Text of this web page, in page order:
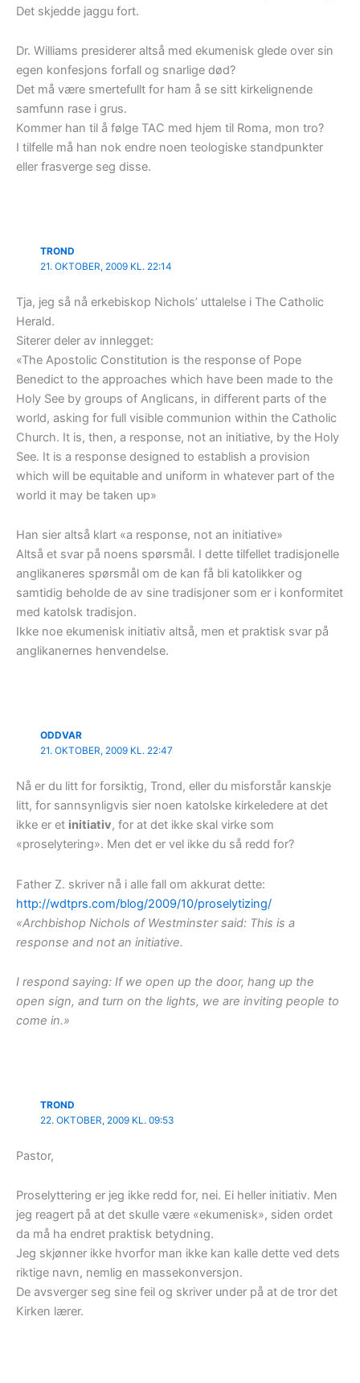
Det skjedde jaggu fort.
Dr. Williams presiderer altså med ekumenisk glede over sin
egen konfesjons forfall og snarlige død?
Det må være smertefullt for ham å se sitt kirkelignende
samfunn rase i grus.
Kommer han til å følge TAC med hjem til Roma, mon tro?
I tilfelle må han nok endre noen teologiske standpunkter
eller frasverge seg disse.
TROND
21. OKTOBER, 2009 KL. 22:14
Tja, jeg så nå erkebiskop Nichols’ uttalelse i The Catholic
Herald.
Siterer deler av innlegget:
«The Apostolic Constitution is the response of Pope
Benedict to the approaches which have been made to the
Holy See by groups of Anglicans, in different parts of the
world, asking for full visible communion within the Catholic
Church. It is, then, a response, not an initiative, by the Holy
See. It is a response designed to establish a provision
which will be equitable and uniform in whatever part of the
world it may be taken up»
Han sier altså klart «a response, not an initiative»
Altså et svar på noens spørsmål. I dette tilfellet tradisjonelle
anglikaneres spørsmål om de kan få bli katolikker og
samtidig beholde de av sine tradisjoner som er i konformitet
med katolsk tradisjon.
Ikke noe ekumenisk initiativ altså, men et praktisk svar på
anglikanernes henvendelse.
ODDVAR
21. OKTOBER, 2009 KL. 22:47
Nå er du litt for forsiktig, Trond, eller du misforstår kanskje
litt, for sannsynligvis sier noen katolske kirkeledere at det
ikke er et initiativ, for at det ikke skal virke som
«proselytering». Men det er vel ikke du så redd for?
Father Z. skriver nå i alle fall om akkurat dette:
http://wdtprs.com/blog/2009/10/proselytizing/
«Archbishop Nichols of Westminster said: This is a
response and not an initiative.
I respond saying: If we open up the door, hang up the
open sign, and turn on the lights, we are inviting people to
come in.»
TROND
22. OKTOBER, 2009 KL. 09:53
Pastor,
Proselyttering er jeg ikke redd for, nei. Ei heller initiativ. Men
jeg reagert på at det skulle være «ekumenisk», siden ordet
da må ha endret praktisk betydning.
Jeg skjønner ikke hvorfor man ikke kan kalle dette ved dets
riktige navn, nemlig en massekonversjon.
De avsverger seg sine feil og skriver under på at de tror det
Kirken lærer.